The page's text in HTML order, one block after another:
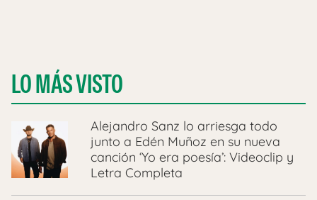
LO MÁS VISTO
Alejandro Sanz lo arriesga todo
junto a Edén Muñoz en su nueva
canción ‘Yo era poesía’: Videoclip y
Letra Completa